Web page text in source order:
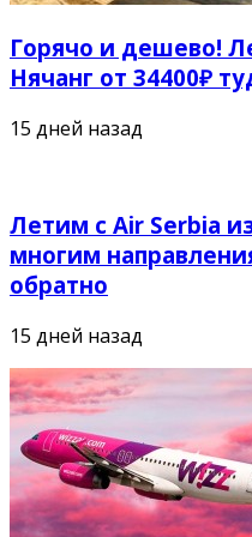
Горячо и дешево!
Нячанг от 34400₽
15 дней назад
Летим с Air Serbia
многим
обратно
15 дней назад